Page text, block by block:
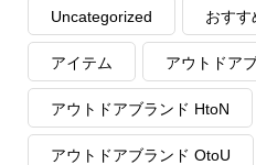
Uncategorized おすす
アイテム アウトドア
アウトドアブランド HtoN
アウトドアブランド OtoU